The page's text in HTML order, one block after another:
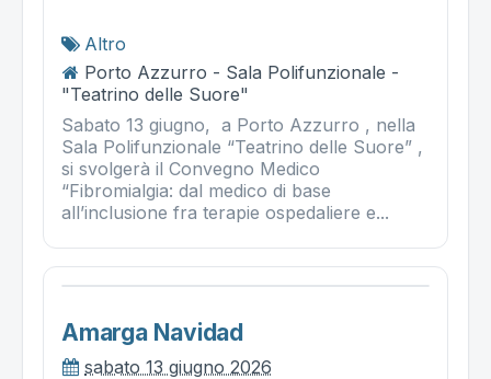
Altro
Porto Azzurro - Sala Polifunzionale -
"Teatrino delle Suore"
Sabato 13 giugno, a Porto Azzurro , nella
Sala Polifunzionale “Teatrino delle Suore” ,
si svolgerà il Convegno Medico
“Fibromialgia: dal medico di base
all’inclusione fra terapie ospedaliere e...
Amarga Navidad
sabato 13 giugno 2026